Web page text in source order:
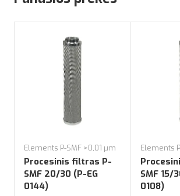
Elements P-SMF >0,01 µm
Procesinis filtras P-
SMF 20/30 (P-EG
0144)
Elements
SMF 15/
0108)